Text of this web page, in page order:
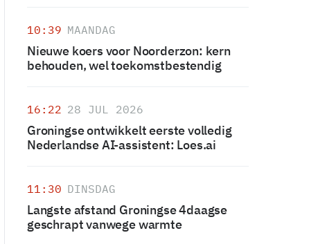
10:39 MAANDAG
Nieuwe koers voor Noorderzon: kern
behouden, wel toekomstbestendig
16:22 28 JUL 2026
Groningse ontwikkelt eerste volledig
Nederlandse AI-assistent: Loes.ai
11:30 DINSDAG
Langste afstand Groningse 4daagse
geschrapt vanwege warmte